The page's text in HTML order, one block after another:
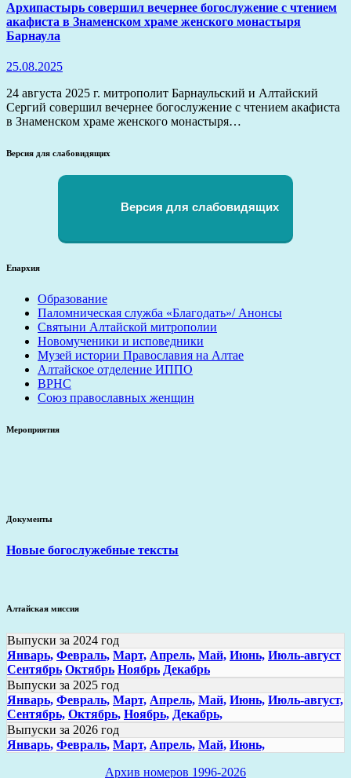
Архипастырь совершил вечернее богослужение с чтением
акафиста в Знаменском храме женского монастыря
Барнаула
25.08.2025
24 августа 2025 г. митрополит Барнаульский и Алтайский
Сергий совершил вечернее богослужение с чтением акафиста
в Знаменском храме женского монастыря…
Версия для слабовидящих
Версия для слабовидящих
Епархия
Образование
Паломническая служба «Благодать»/ Анонсы
Святыни Алтайской митрополии
Новомученики и исповедники
Музей истории Православия на Алтае
Алтайское отделение ИППО
ВРНС
Союз православных женщин
Мероприятия
Документы
Новые богослужебные тексты
Алтайская миссия
Выпуски за 2024 год
Январь, Февраль, Март, Апрель, Май, Июнь, Июль-август
Сентябрь Октябрь Ноябрь Декабрь
Выпуски за 2025 год
Январь, Февраль, Март, Апрель, Май, Июнь, Июль-август,
Сентябрь, Октябрь, Ноябрь, Декабрь,
Выпуски за 2026 год
Январь, Февраль, Март, Апрель, Май, Июнь,
Архив номеров 1996-2026